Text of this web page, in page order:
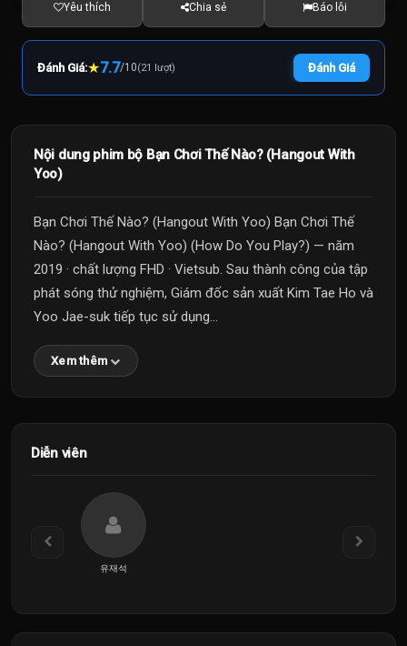
Yêu thích Chia sẻ Báo lỗi
Đánh Giá:★7.7/10(21 lượt) Đánh Giá
Nội dung phim bộ Bạn Chơi Thế Nào? (Hangout With
Yoo)
Bạn Chơi Thế Nào? (Hangout With Yoo) Bạn Chơi Thế
Nào? (Hangout With Yoo) (How Do You Play?) — năm
2019 · chất lượng FHD · Vietsub. Sau thành công của tập
phát sóng thử nghiệm, Giám đốc sản xuất Kim Tae Ho và
Yoo Jae-suk tiếp tục sử dụng...
Xem thêm
Diễn viên
유재석